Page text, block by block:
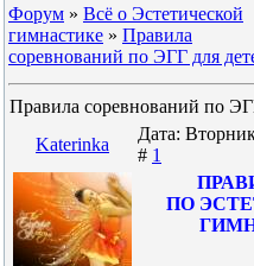
Форум » Всё о Эстетической
гимнастике » Правила
соревнований по ЭГГ для
Правила соревнований по
Katerinka
Дата:
# 1
ПО